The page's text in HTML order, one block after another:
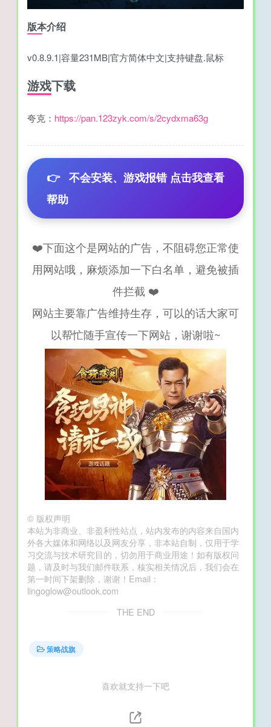
版本介绍
v0.8.9.1|容量231MB|官方简体中文|支持键盘.鼠标
游戏下载
夸克： https://pan.123zyk.com/s/2cydxma63g
👉 不会安装、游戏报错 点击我查看
帮助
❤️下面这个是网站的广告，不阻碍您正常使
用网站哦，麻烦添加一下白名单，避免被插
件拦截 ❤️
网站主要靠广告维持生存，可以的话大家可
以帮忙随手宣传一下网站，谢谢啦~
© 版权声明
本站为非商业、非盈利性站点，站内发布的内容来自国内
外各大媒体和网络以及网友分享，非本站自制，仅用于学
习交流与技术研究目的，切勿用于商业用途！如有版权问
题，请及时与我们邮件联系，核实相关情况后，我们会在
第一时间下架删除，谢谢！Email：
lingoglow@outlook.com
THE END
策略战旗
喜欢就支持一下吧